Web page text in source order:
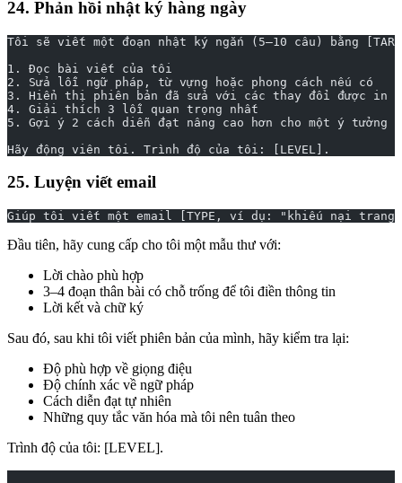
24. Phản hồi nhật ký hàng ngày
Tôi sẽ viết một đoạn nhật ký ngắn (5–10 câu) bằng
1. Đọc bài viết của tôi
2. Sửa lỗi ngữ pháp, từ vựng hoặc phong cách nếu có
3. Hiển thị phiên bản đã sửa với các thay đổi được in
4. Giải thích 3 lỗi quan trọng nhất
5. Gợi ý 2 cách diễn đạt nâng cao hơn cho một ý tưởng
Hãy động viên tôi. Trình độ của tôi: [LEVEL].
25. Luyện viết email
Giúp tôi viết một email [TYPE, ví dụ: "khiếu nại trang
Đầu tiên, hãy cung cấp cho tôi một mẫu thư với:
Lời chào phù hợp
3–4 đoạn thân bài có chỗ trống để tôi điền thông tin
Lời kết và chữ ký
Sau đó, sau khi tôi viết phiên bản của mình, hãy kiểm tra lại:
Độ phù hợp về giọng điệu
Độ chính xác về ngữ pháp
Cách diễn đạt tự nhiên
Những quy tắc văn hóa mà tôi nên tuân theo
Trình độ của tôi: [LEVEL].